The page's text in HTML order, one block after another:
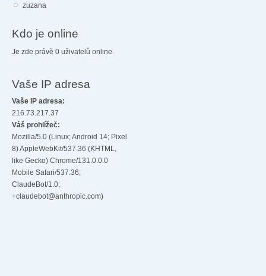
zuzana
Kdo je online
Je zde právě 0 uživatelů online.
Vaše IP adresa
Vaše IP adresa:
216.73.217.37
Váš prohlížeč:
Mozilla/5.0 (Linux; Android 14; Pixel
8) AppleWebKit/537.36 (KHTML,
like Gecko) Chrome/131.0.0.0
Mobile Safari/537.36;
ClaudeBot/1.0;
+claudebot@anthropic.com)